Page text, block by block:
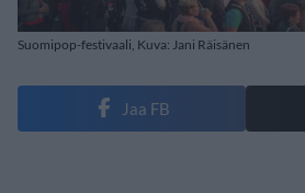
Suomipop-festivaali, Kuva: Jani Räisänen
Jaa FB